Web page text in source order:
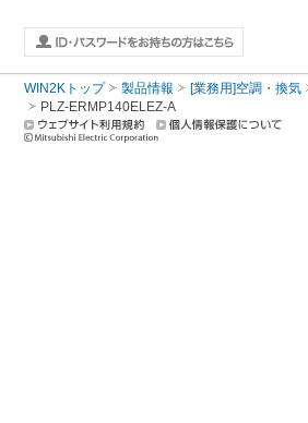
WIN2Kトップ 製品情報 [業務用]空調・換気
PLZ-ERMP140ELEZ-A